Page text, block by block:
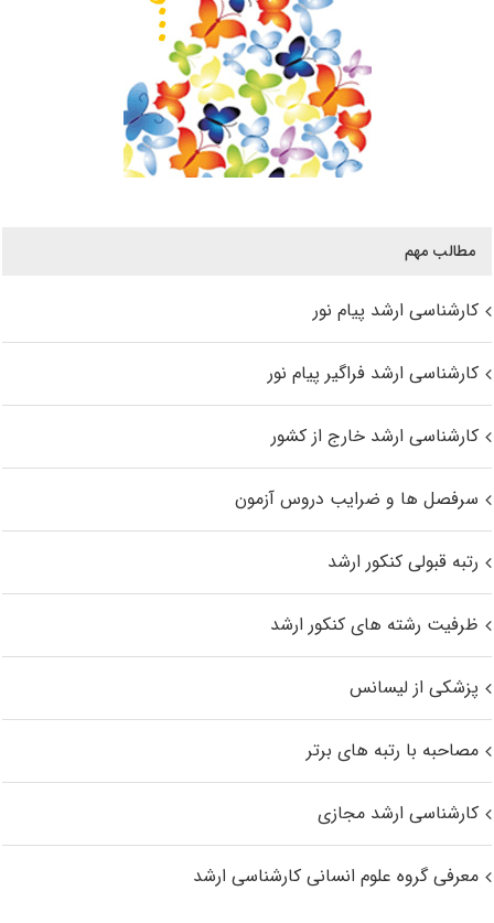
مطالب مهم
کارشناسی ارشد پیام نور
کارشناسی ارشد فراگیر پیام نور
کارشناسی ارشد خارج از کشور
سرفصل ها و ضرایب دروس آزمون
رتبه قبولی کنکور ارشد
ظرفیت رشته های کنکور ارشد
پزشکی از لیسانس
مصاحبه با رتبه های برتر
کارشناسی ارشد مجازی
معرفی گروه علوم انسانی کارشناسی ارشد